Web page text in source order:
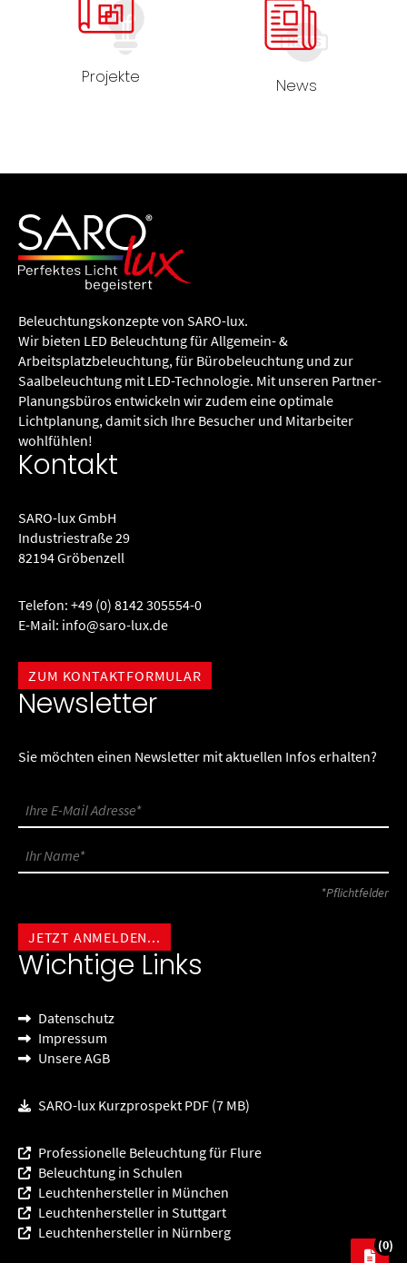
Projekte News
Beleuchtungs­konzepte von SARO-lux.
Wir bieten LED Beleuchtung für Allgemein- &
Arbeitsplatzbeleuchtung, für Büro­beleuchtung und zur
Saalbeleuchtung mit LED-Technologie. Mit unseren Partner-
Planungsbüros entwickeln wir zudem eine optimale
Lichtplanung, damit sich Ihre Besucher und Mitarbeiter
wohlfühlen!
Kontakt
SARO-lux GmbH
Industriestraße 29
82194 Gröbenzell
Telefon: +49 (0) 8142 305554-0
E-Mail: info@saro-lux.de
ZUM KONTAKTFORMULAR
Newsletter
Sie möchten einen Newsletter mit aktuellen Infos erhalten?
*Pflichtfelder
Wichtige Links
Datenschutz
Impressum
Unsere AGB
SARO-lux Kurzprospekt PDF (7 MB)
Professionelle Beleuchtung für Flure
Beleuchtung in Schulen
Leuchtenhersteller in München
Leuchtenhersteller in Stuttgart
Leuchtenhersteller in Nürnberg
(0)